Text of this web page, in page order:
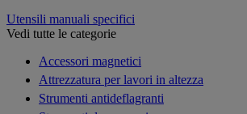
Utensili manuali specifici
Vedi tutte le categorie
Accessori magnetici
Attrezzatura per lavori in altezza
Strumenti antideflagranti